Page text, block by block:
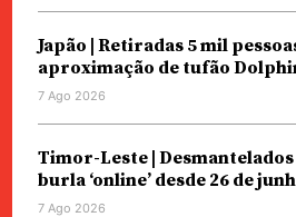
Japão | Retiradas 5 mil
aproximação de tufão
7 Ago 2026
Timor-Leste |
burla ‘online’ desde 26 de
7 Ago 2026